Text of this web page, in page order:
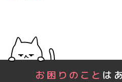
お困りのこと は